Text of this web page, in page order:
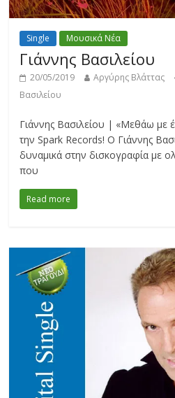
Single Μουσικά Νέα
Γιάννης Βασιλείου
20/05/2019 Αργύρης Βλάττας
Βασιλείου
Γιάννης Βασιλείου | «Μεθάω με
την Spark Records! Ο Γιάννης
δυναμικά στην δισκογραφία με
που
Read more